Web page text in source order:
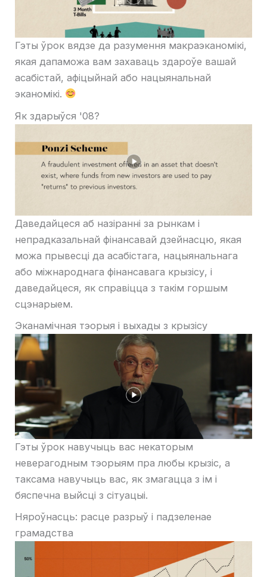
Гэты ўрок вядзе да разумення макраэканомікі,
якая дапаможа вам захаваць здароўе вашай
асабістай, афіцыйнай або нацыянальнай
эканомікі.
Як здарыўся '08?
Даведайцеся аб назіранні за рынкам і
непрадказальнай фінансавай дзейнасцю, якая
можа прывесці да асабістага, нацыянальнага
або міжнароднага фінансавага крызісу, і
даведайцеся, як справіцца з такім горшым
сцэнарыем.
Эканамічная тэорыя і выхады з крызісу
Гэты ўрок навучыць вас некаторым
неверагодным тэорыям пра любы крызіс, а
таксама навучыць вас, як змагацца з ім і
бяспечна выйсці з сітуацыі.
Няроўнасць: расце разрыў і падзеленае
грамадства